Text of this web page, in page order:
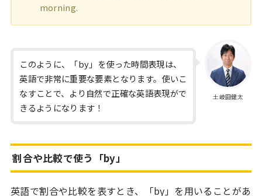
morning.
土岐田健太
このように、「by」を使った時間表現は、
英語で非常に重要な要素となります。使いこ
なすことで、より自然で正確な英語表現がで
きるようになります！
割合や比較で使う「by」
英語で割合や比較を表すとき、「by」を用いることがあ